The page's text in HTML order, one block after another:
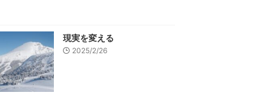
現実を変える
2025/2/26